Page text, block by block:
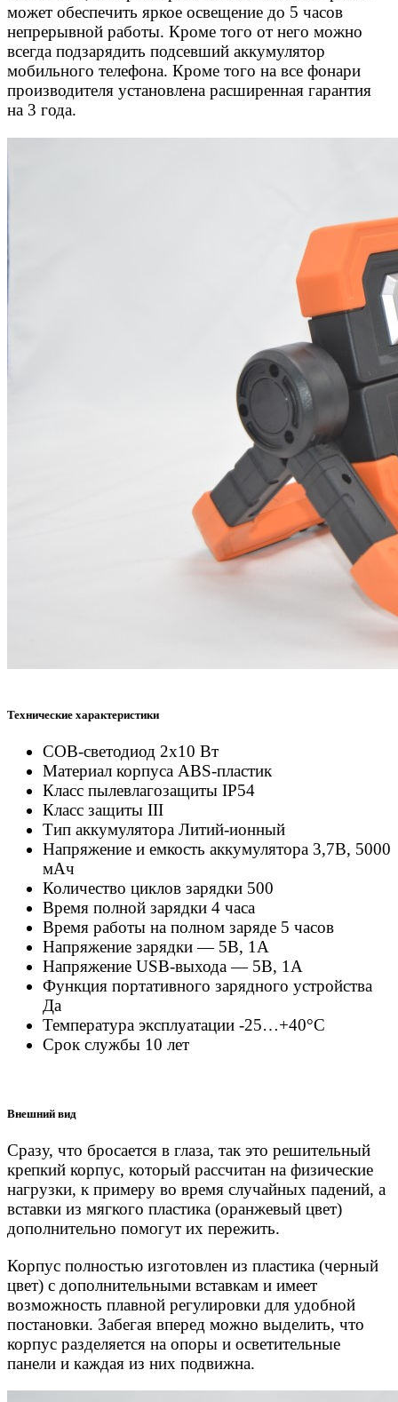
может обеспечить яркое освещение до 5 часов
непрерывной работы. Кроме того от него можно
всегда подзарядить подсевший аккумулятор
мобильного телефона. Кроме того на все фонари
производителя установлена расширенная гарантия
на 3 года.
Технические характеристики
COB-светодиод 2х10 Вт
Материал корпуса ABS-пластик
Класс пылевлагозащиты IP54
Класс защиты III
Тип аккумулятора Литий-ионный
Напряжение и емкость аккумулятора 3,7В, 5000
мАч
Количество циклов зарядки 500
Время полной зарядки 4 часа
Время работы на полном заряде 5 часов
Напряжение зарядки — 5В, 1А
Напряжение USB-выхода — 5В, 1А
Функция портативного зарядного устройства
Да
Температура эксплуатации -25…+40°С
Срок службы 10 лет
Внешний вид
Сразу, что бросается в глаза, так это решительный
крепкий корпус, который рассчитан на физические
нагрузки, к примеру во время случайных падений, а
вставки из мягкого пластика (оранжевый цвет)
дополнительно помогут их пережить.
Корпус полностью изготовлен из пластика (черный
цвет) с дополнительными вставкам и имеет
возможность плавной регулировки для удобной
постановки. Забегая вперед можно выделить, что
корпус разделяется на опоры и осветительные
панели и каждая из них подвижна.